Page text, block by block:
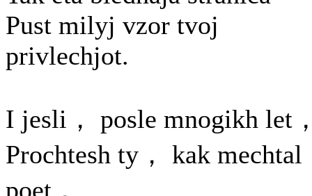
Pust milyj vzor tvoj
privlechjot.
I jesli， posle mnogikh let
Prochtesh ty， kak mechtal
poet，